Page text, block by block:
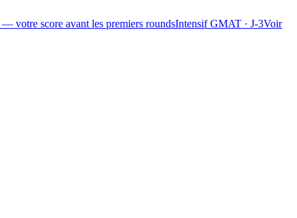
— votre score avant les premiers roundsIntensif GMAT · J-3Voir